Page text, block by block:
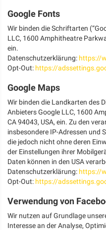
Google Fonts
Wir binden die Schriftarten
LLC, 1600 Amphitheatre
ein.
Datenschutzerklärung: https://
Opt-Out: https://
Google Maps
Wir binden die Landkarten des
Anbieters Google LLC, 1600
CA 94043, USA, ein. Zu den
insbesondere IP-Adressen und
die jedoch nicht ohne deren
der Einstellungen ihrer
Daten können in den USA
Datenschutzerklärung: https://
Opt-Out: https://
Verwendung von
Wir nutzen auf Grundlage
Interesse an der Analyse,